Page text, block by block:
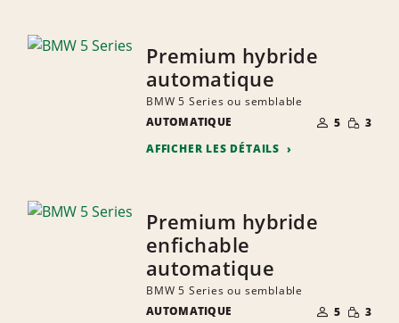
Premium hybride
automatique
BMW 5 Series ou semblable
AUTOMATIQUE
NOMBRE DE
PERSONNES
5 RÉDUITE
3
AFFICHER LES DÉTAILS
Premium hybride
enfichable
automatique
BMW 5 Series ou semblable
AUTOMATIQUE
NOMBRE DE
PERSONNES
5 RÉDUITE
3